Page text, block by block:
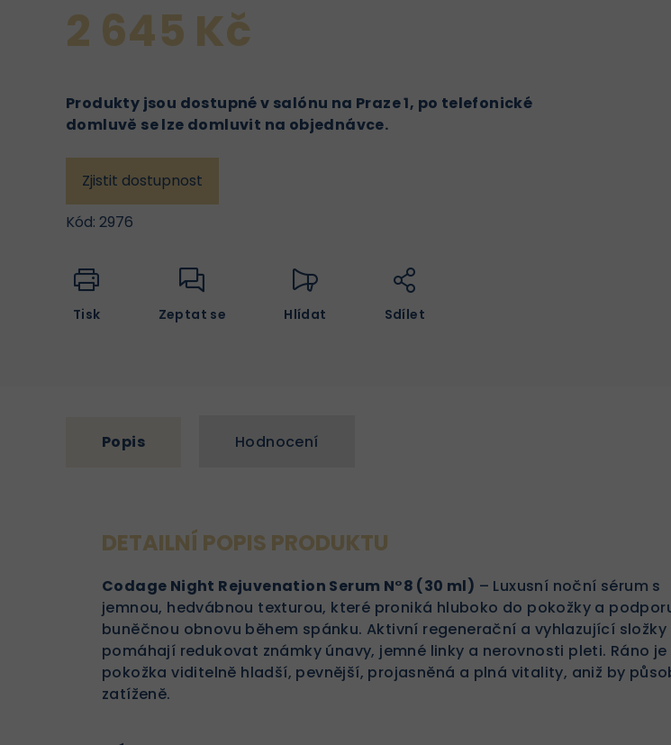
2 645 Kč
Produkty jsou dostupné v salónu na Praze 1, po telefonické
domluvě se lze domluvit na objednávce.
Zjistit dostupnost
Kód: 2976
Tisk Zeptat se Hlídat Sdílet
Popis Hodnocení
DETAILNÍ POPIS PRODUKTU
Codage Night Rejuvenation Serum N°8 (30 ml) – Luxusní noční sérum s
jemnou, hedvábnou texturou, které proniká hluboko do pokožky a
buněčnou obnovu během spánku. Aktivní regenerační a vyhlazující složky
pomáhají redukovat známky únavy, jemné linky a nerovnosti pleti. Ráno je
pokožka viditelně hladší, pevnější, projasněná a plná vitality, aniž by
zatíženě.